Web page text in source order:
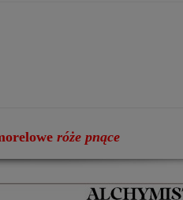
róże pnące